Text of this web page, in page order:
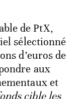
de PtX,
sélectionné
d’euros de
aux
et
cible les